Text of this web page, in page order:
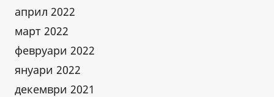
април 2022
март 2022
февруари 2022
януари 2022
декември 2021